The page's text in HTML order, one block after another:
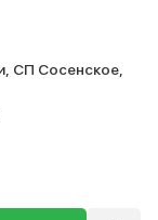
СП Сосенское,